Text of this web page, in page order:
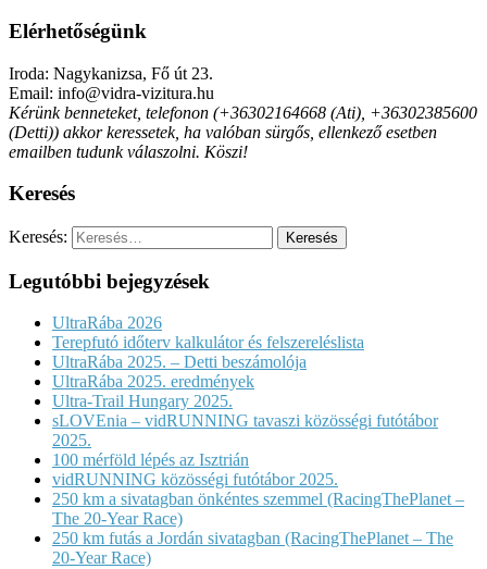
Elérhetőségünk
Iroda: Nagykanizsa, Fő út 23.
Email: info@vidra-vizitura.hu
Kérünk benneteket, telefonon (+36302164668 (Ati), +36302385600
(Detti)) akkor keressetek, ha valóban sürgős, ellenkező esetben
emailben tudunk válaszolni. Köszi!
Keresés
Keresés:
Legutóbbi bejegyzések
UltraRába 2026
Terepfutó időterv kalkulátor és felszereléslista
UltraRába 2025. – Detti beszámolója
UltraRába 2025. eredmények
Ultra-Trail Hungary 2025.
sLOVEnia – vidRUNNING tavaszi közösségi futótábor
2025.
100 mérföld lépés az Isztrián
vidRUNNING közösségi futótábor 2025.
250 km a sivatagban önkéntes szemmel (RacingThePlanet –
The 20-Year Race)
250 km futás a Jordán sivatagban (RacingThePlanet – The
20-Year Race)